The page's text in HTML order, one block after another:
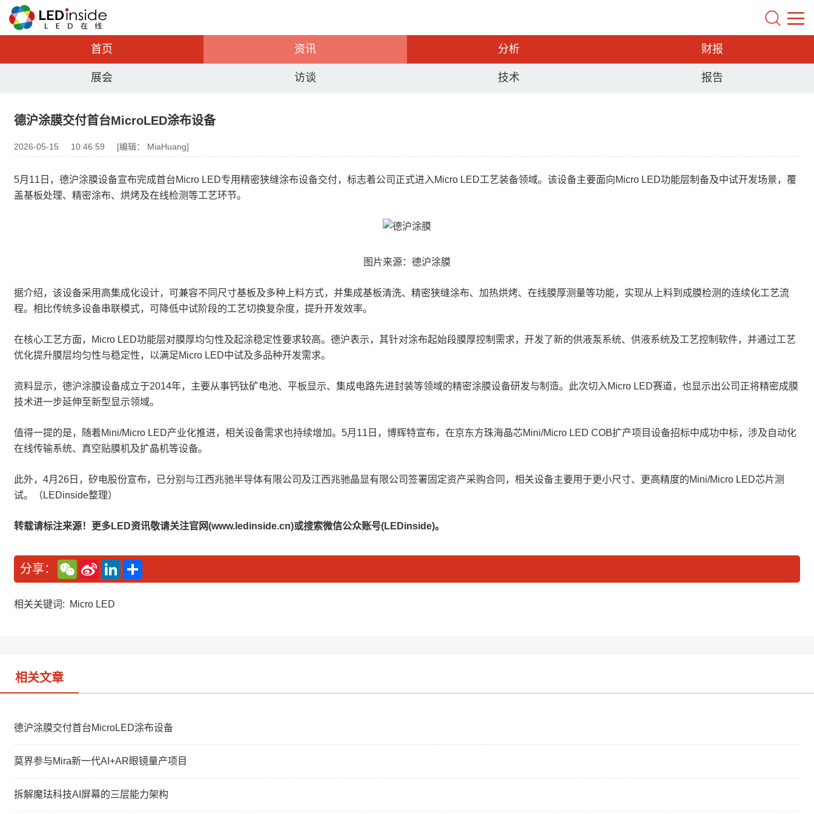
首页 资讯 分析 财报
展会 访谈 技术 报告
德沪涂膜交付首台MicroLED涂布设备
2026-05-15 10:46:59 [编辑： MiaHuang]
5月11日，德沪涂膜设备宣布完成首台Micro LED专用精密狭缝涂布设备交付，标志着公司正式进入Micro LED工艺装备领域。该设备主要面向Micro LED功能层制备及中试开发场景，覆
盖基板处理、精密涂布、烘烤及在线检测等工艺环节。
图片来源：德沪涂膜
据介绍，该设备采用高集成化设计，可兼容不同尺寸基板及多种上料方式，并集成基板清洗、精密狭缝涂布、加热烘烤、在线膜厚测量等功能，实现从上料到成膜检测的连续化工艺流
程。相比传统多设备串联模式，可降低中试阶段的工艺切换复杂度，提升开发效率。
在核心工艺方面，Micro LED功能层对膜厚均匀性及起涂稳定性要求较高。德沪表示，其针对涂布起始段膜厚控制需求，开发了新的供液泵系统、供液系统及工艺控制软件，并通过工艺
优化提升膜层均匀性与稳定性，以满足Micro LED中试及多品种开发需求。
资料显示，德沪涂膜设备成立于2014年，主要从事钙钛矿电池、平板显示、集成电路先进封装等领域的精密涂膜设备研发与制造。此次切入Micro LED赛道，也显示出公司正将精密成膜
技术进一步延伸至新型显示领域。
值得一提的是，随着Mini/Micro LED产业化推进，相关设备需求也持续增加。5月11日，博辉特宣布，在京东方珠海晶芯Mini/Micro LED COB扩产项目设备招标中成功中标，涉及自动化
在线传输系统、真空贴膜机及扩晶机等设备。
此外，4月26日，矽电股份宣布，已分别与江西兆驰半导体有限公司及江西兆驰晶显有限公司签署固定资产采购合同，相关设备主要用于更小尺寸、更高精度的Mini/Micro LED芯片测
试。（LEDinside整理）
转载请标注来源！更多LED资讯敬请关注官网(www.ledinside.cn)或搜索微信公众账号(LEDinside)。
分享：
W
e
C
a
S
n
W
L
n
相关关键词: Micro LED
相关文章
德沪涂膜交付首台MicroLED涂布设备
莫界参与Mira新一代AI+AR眼镜量产项目
拆解魔珐科技AI屏幕的三层能力架构